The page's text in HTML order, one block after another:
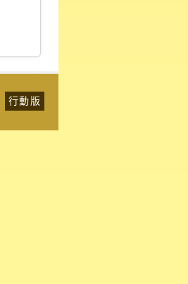
行動版